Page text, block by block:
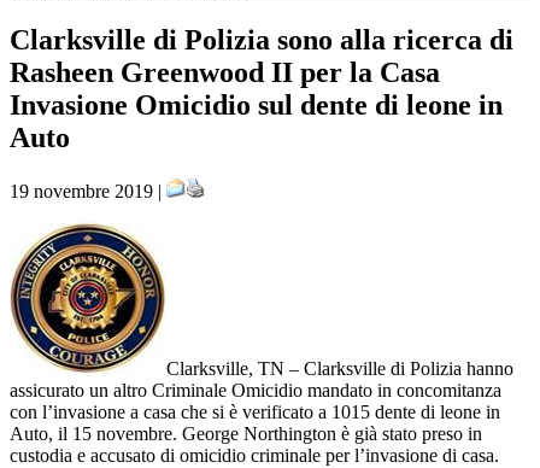
Clarksville di Polizia sono alla ricerca di
Rasheen Greenwood II per la Casa
Invasione Omicidio sul dente di leone in
Auto
19 novembre 2019 |
Clarksville, TN – Clarksville di Polizia hanno
assicurato un altro Criminale Omicidio mandato in concomitanza
con l’invasione a casa che si è verificato a 1015 dente di leone in
Auto, il 15 novembre. George Northington è già stato preso in
custodia e accusato di omicidio criminale per l’invasione di casa.